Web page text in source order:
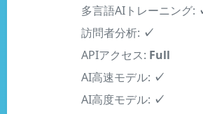
訪問者分析:✓
APIアクセス:Full
AI高速モデル:✓
AI高度モデル: ✓
ウェブフックアクション: